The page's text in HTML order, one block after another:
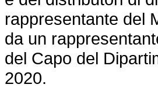
rappresentante del
da un
del Capo del
2020.